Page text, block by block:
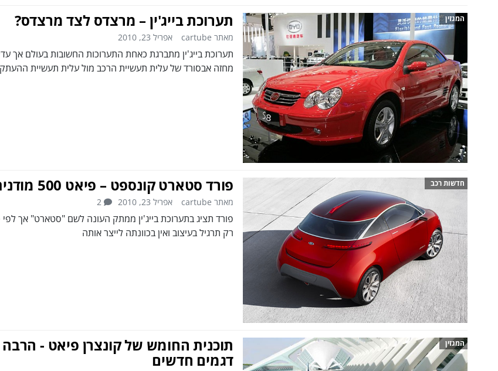
תערוכת בייג'ין – מרצדס לצד מרצדס? המגזין
מאתר cartube אפריל 23, 2010
תערוכת בייג'ין מתברגת כאחת התערוכות החשובות בעולם אך
מחזה אבסורד של עלית תעשיית הרכב מול עלית תעשיית
פורד סטארט קונספט – פיאט 500 מודנית חדשות רכב
מאתר cartube אפריל 23, 2010 2
פורד תציג בתערוכת בייג'ין ממתק העונה לשם "סטארט" אך לפי
רק תרגיל בעיצוב ואין בכוונתה לייצר אותה
תוכנית החומש של קונצרן פיאט - הרבה
דגמים חדשים
המגזין